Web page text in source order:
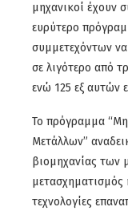
μηχανικοί έχουν
ευρύτερο
συμμετεχόντων
σε λιγότερο από
ενώ 125 εξ αυτών
Το πρόγραμμα
Μετάλλων”
βιομηχανίας των
μετασχηματισμός
τεχνολογίες